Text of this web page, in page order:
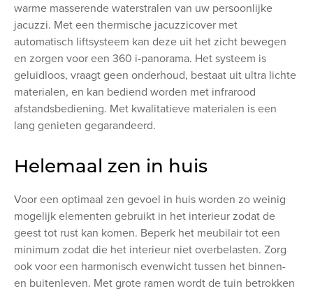
warme masserende waterstralen van uw persoonlijke
jacuzzi. Met een thermische jacuzzicover met
automatisch liftsysteem kan deze uit het zicht bewegen
en zorgen voor een 360 i-panorama. Het systeem is
geluidloos, vraagt geen onderhoud, bestaat uit ultra lichte
materialen, en kan bediend worden met infrarood
afstandsbediening. Met kwalitatieve materialen is een
lang genieten gegarandeerd.
Helemaal zen in huis
Voor een optimaal zen gevoel in huis worden zo weinig
mogelijk elementen gebruikt in het interieur zodat de
geest tot rust kan komen. Beperk het meubilair tot een
minimum zodat die het interieur niet overbelasten. Zorg
ook voor een harmonisch evenwicht tussen het binnen-
en buitenleven. Met grote ramen wordt de tuin betrokken